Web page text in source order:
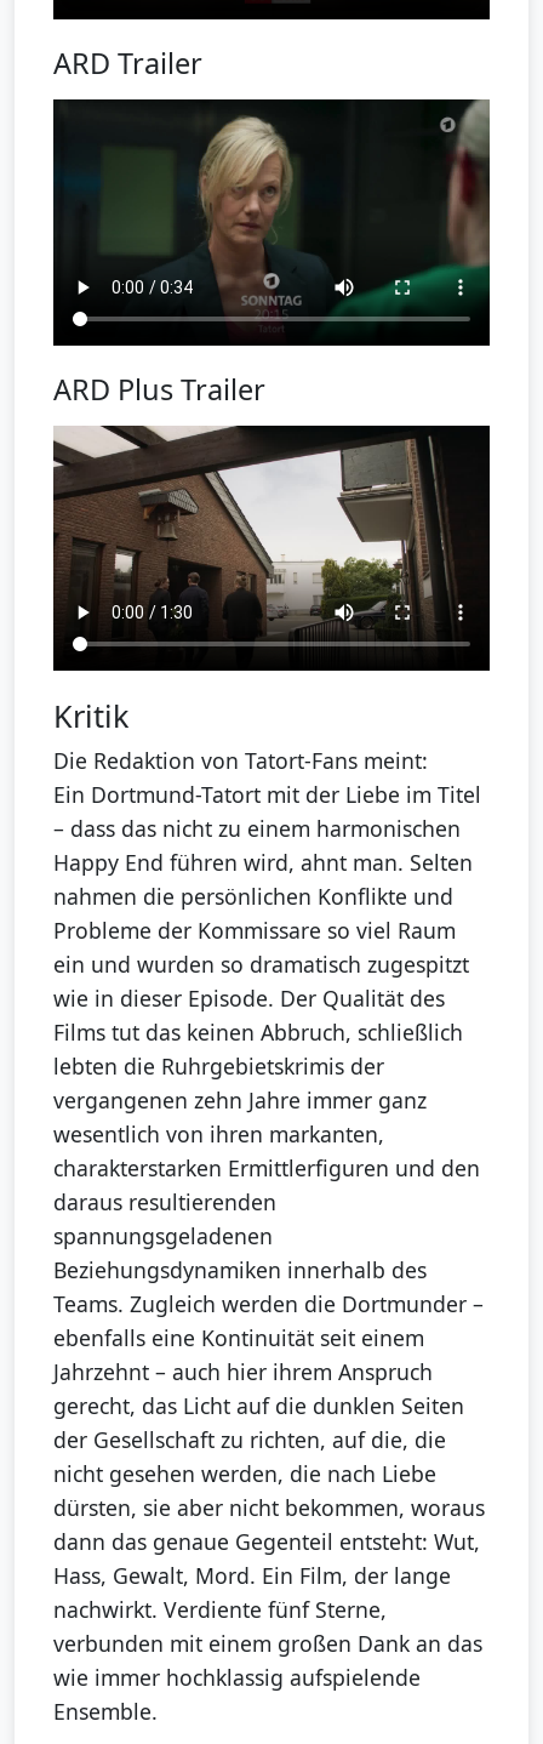
ARD Trailer
ARD Plus Trailer
Kritik
Die Redaktion von Tatort-Fans meint:
Ein Dortmund-Tatort mit der Liebe im Titel
– dass das nicht zu einem harmonischen
Happy End führen wird, ahnt man. Selten
nahmen die persönlichen Konflikte und
Probleme der Kommissare so viel Raum
ein und wurden so dramatisch zugespitzt
wie in dieser Episode. Der Qualität des
Films tut das keinen Abbruch, schließlich
lebten die Ruhrgebietskrimis der
vergangenen zehn Jahre immer ganz
wesentlich von ihren markanten,
charakterstarken Ermittlerfiguren und den
daraus resultierenden
spannungsgeladenen
Beziehungsdynamiken innerhalb des
Teams. Zugleich werden die Dortmunder –
ebenfalls eine Kontinuität seit einem
Jahrzehnt – auch hier ihrem Anspruch
gerecht, das Licht auf die dunklen Seiten
der Gesellschaft zu richten, auf die, die
nicht gesehen werden, die nach Liebe
dürsten, sie aber nicht bekommen, woraus
dann das genaue Gegenteil entsteht: Wut,
Hass, Gewalt, Mord. Ein Film, der lange
nachwirkt. Verdiente fünf Sterne,
verbunden mit einem großen Dank an das
wie immer hochklassig aufspielende
Ensemble.